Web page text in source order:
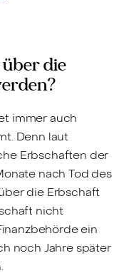
über die
immer auch
Denn laut
Erbschaften der
nach Tod des
die Erbschaft
nicht
ein
noch Jahre später